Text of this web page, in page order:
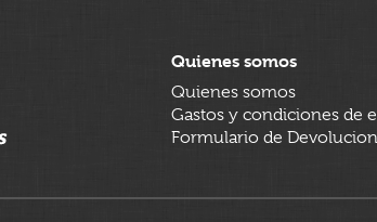
Quienes somos
Quienes somos
Gastos y condiciones de
Formulario de